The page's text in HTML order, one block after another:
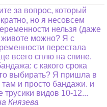
за вопрос, который
но я несовсем
нельзя (даже
животе можно? Я с
перестала
всего сплю на спине.
с какого срока
выбирать? Я пришла в
там и просто бандажи. и
видов 10-12...
Князева